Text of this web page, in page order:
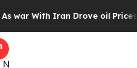
Iran Drove oil Prices